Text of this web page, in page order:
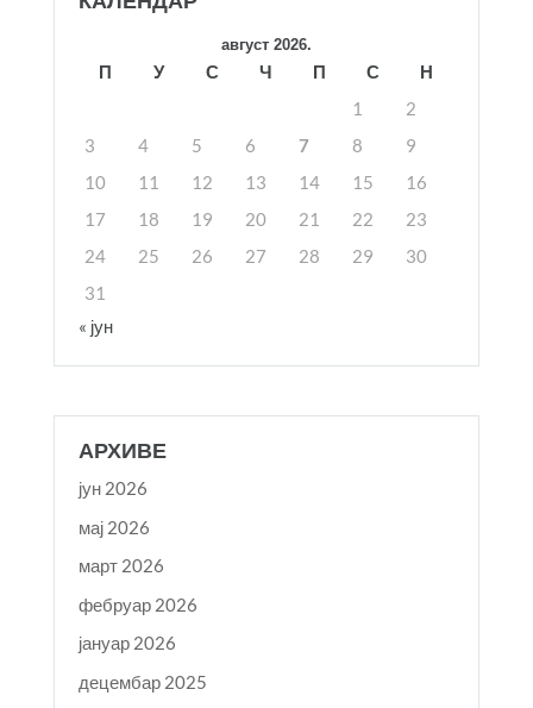
август 2026.
П У С Ч П С
Н
1
2
3
4 5 6 7 8
9
10
11 12 13 14 15
16
17
18 19 20 21 22
23
24
25 26 27 28 29
30
31
« јун
АРХИВЕ
јун 2026
мај 2026
март 2026
фебруар 2026
јануар 2026
децембар 2025